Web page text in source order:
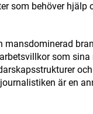
som behöver hjälp
mansdominerad
som
är en